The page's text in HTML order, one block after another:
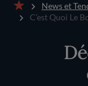
Accueil
News et
C’est Quoi Le